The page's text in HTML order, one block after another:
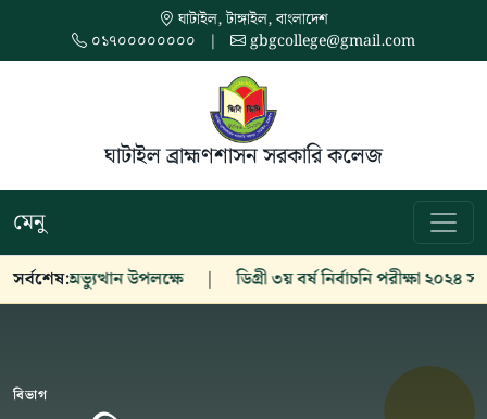
ঘাটাইল, টাঙ্গাইল, বাংলাদেশ
০১৭০০০০০০০০
| gbgcollege@gmail.com
ঘাটাইল ব্রাহ্মণশাসন সরকারি কলেজ
মেনু
সর্বশেষ:
গণঅভ্যুত্থান উপলক্ষে | ডিগ্রী ৩য় বর্ষ নির্বাচনি পরীক্ষা ২০২৪
বিভাগ